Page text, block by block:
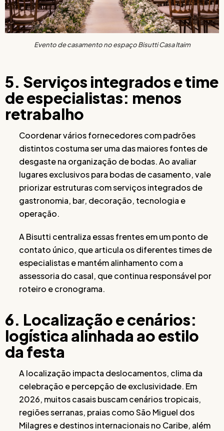
Evento de casamento no espaço Bisutti Casa Itaim
5. Serviços integrados e time
de especialistas: menos
retrabalho
Coordenar vários fornecedores com padrões
distintos costuma ser uma das maiores fontes de
desgaste na organização de bodas. Ao avaliar
lugares exclusivos para bodas de casamento, vale
priorizar estruturas com serviços integrados de
gastronomia, bar, decoração, tecnologia e
operação.
A Bisutti centraliza essas frentes em um ponto de
contato único, que articula os diferentes times de
especialistas e mantém alinhamento com a
assessoria do casal, que continua responsável por
roteiro e cronograma.
6. Localização e cenários:
logística alinhada ao estilo
da festa
A localização impacta deslocamentos, clima da
celebração e percepção de exclusividade. Em
2026, muitos casais buscam cenários tropicais,
regiões serranas, praias como São Miguel dos
Milagres e destinos internacionais no Caribe, além